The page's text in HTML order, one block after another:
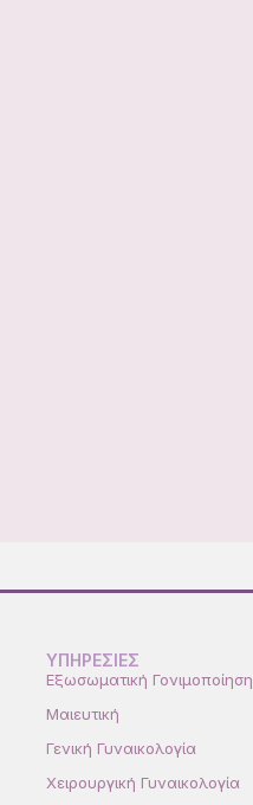
ΥΠΗΡΕΣΙΕΣ
Εξωσωματική Γονιμοποίηση
Μαιευτική
Γενική Γυναικολογία
Χειρουργική Γυναικολογία